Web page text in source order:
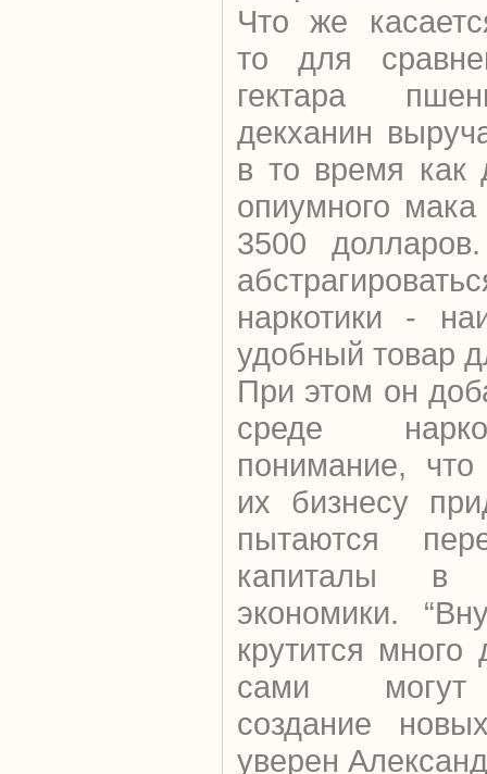
Что же
то для
гектара
декханин
в то время как
опиумного мака
3500
наркотики -
удобный товар
При этом он
среде
понимание,
их бизнесу
пытаются
капиталы в
экономики.
крутится много
сами могут
создание
уверен